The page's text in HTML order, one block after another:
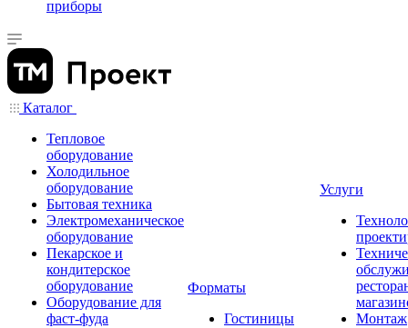
приборы
Каталог
Тепловое
оборудование
Холодильное
оборудование
Бытовая техника
Электромеханическое
оборудование
Пекарское и
кондитерское
оборудование
Оборудование для
фаст-фуда
Форматы
Гостиницы
Услуги
Монтаж